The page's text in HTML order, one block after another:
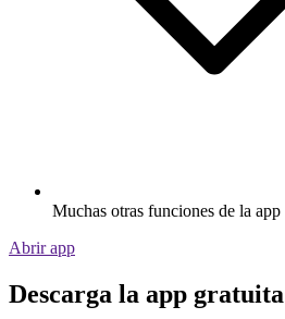
Muchas otras funciones de la app
Abrir app
Descarga la app